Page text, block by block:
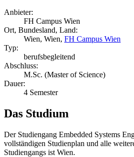
Anbieter:
FH Campus Wien
Ort, Bundesland, Land:
Wien, Wien, FH Campus Wien
Typ:
berufsbegleitend
Abschluss:
M.Sc. (Master of Science)
Dauer:
4 Semester
Das Studium
Der Studiengang Embedded Systems
vollständigen Studienplan und alle
Studiengangs ist Wien.